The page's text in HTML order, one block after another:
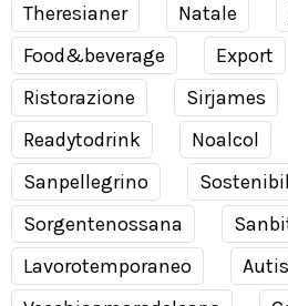
Theresianer
Natale
Food&beverage
Export
Ristorazione
Sirjames
Readytodrink
Noalcol
Sanpellegrino
Sorgentenossana
Lavorotemporaneo